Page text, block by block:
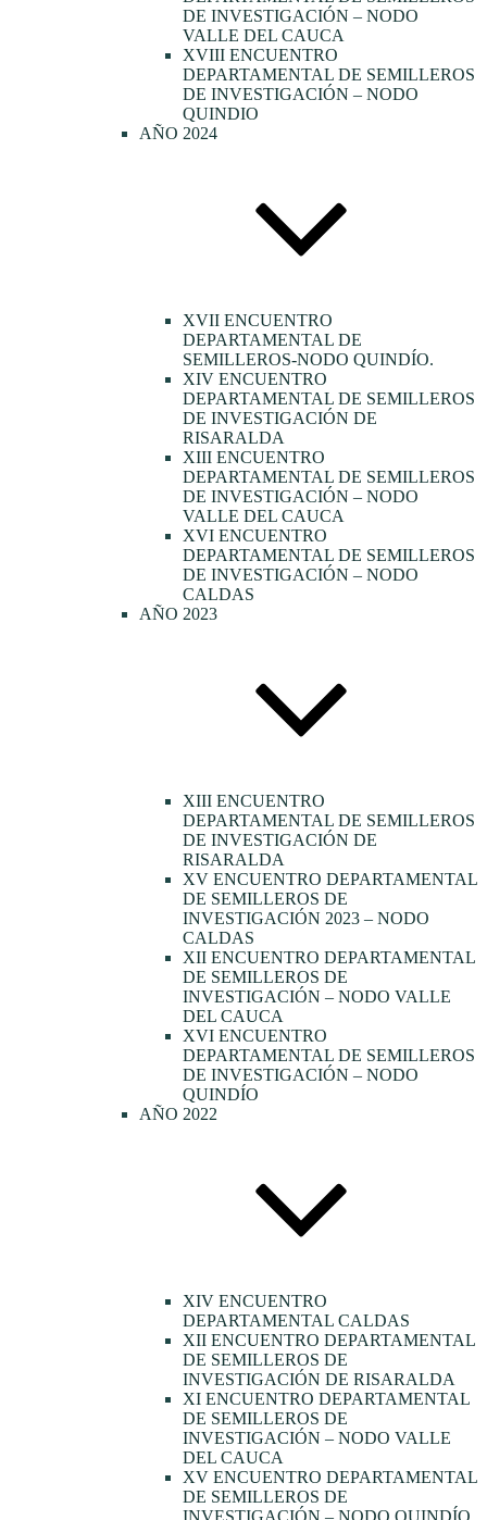
DE INVESTIGACIÓN – NODO
VALLE DEL CAUCA
XVIII ENCUENTRO
DEPARTAMENTAL DE SEMILLEROS
DE INVESTIGACIÓN – NODO
QUINDIO
AÑO 2024
XVII ENCUENTRO
DEPARTAMENTAL DE
SEMILLEROS-NODO QUINDÍO.
XIV ENCUENTRO
DEPARTAMENTAL DE SEMILLEROS
DE INVESTIGACIÓN DE
RISARALDA
XIII ENCUENTRO
DEPARTAMENTAL DE SEMILLEROS
DE INVESTIGACIÓN – NODO
VALLE DEL CAUCA
XVI ENCUENTRO
DEPARTAMENTAL DE SEMILLEROS
DE INVESTIGACIÓN – NODO
CALDAS
AÑO 2023
XIII ENCUENTRO
DEPARTAMENTAL DE SEMILLEROS
DE INVESTIGACIÓN DE
RISARALDA
XV ENCUENTRO DEPARTAMENTAL
DE SEMILLEROS DE
INVESTIGACIÓN 2023 – NODO
CALDAS
XII ENCUENTRO DEPARTAMENTAL
DE SEMILLEROS DE
INVESTIGACIÓN – NODO VALLE
DEL CAUCA
XVI ENCUENTRO
DEPARTAMENTAL DE SEMILLEROS
DE INVESTIGACIÓN – NODO
QUINDÍO
AÑO 2022
XIV ENCUENTRO
DEPARTAMENTAL CALDAS
XII ENCUENTRO DEPARTAMENTAL
DE SEMILLEROS DE
INVESTIGACIÓN DE RISARALDA
XI ENCUENTRO DEPARTAMENTAL
DE SEMILLEROS DE
INVESTIGACIÓN – NODO VALLE
DEL CAUCA
XV ENCUENTRO DEPARTAMENTAL
DE SEMILLEROS DE
INVESTIGACIÓN – NODO QUINDÍO